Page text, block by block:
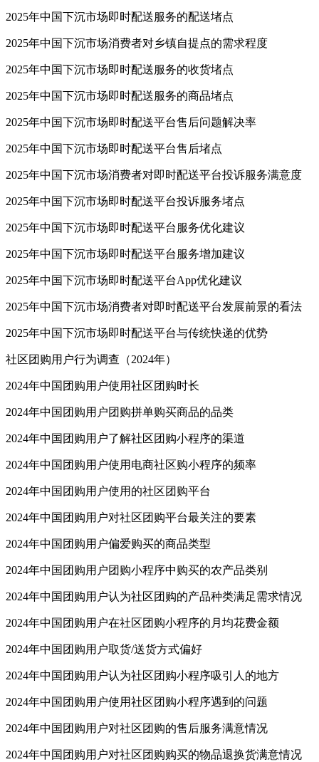
2025年中国下沉市场即时配送服务的配送堵点
2025年中国下沉市场消费者对乡镇自提点的需求程度
2025年中国下沉市场即时配送服务的收货堵点
2025年中国下沉市场即时配送服务的商品堵点
2025年中国下沉市场即时配送平台售后问题解决率
2025年中国下沉市场即时配送平台售后堵点
2025年中国下沉市场消费者对即时配送平台投诉服务满意度
2025年中国下沉市场即时配送平台投诉服务堵点
2025年中国下沉市场即时配送平台服务优化建议
2025年中国下沉市场即时配送平台服务增加建议
2025年中国下沉市场即时配送平台App优化建议
2025年中国下沉市场消费者对即时配送平台发展前景的看法
2025年中国下沉市场即时配送平台与传统快递的优势
社区团购用户行为调查（2024年）
2024年中国团购用户使用社区团购时长
2024年中国团购用户团购拼单购买商品的品类
2024年中国团购用户了解社区团购小程序的渠道
2024年中国团购用户使用电商社区购小程序的频率
2024年中国团购用户使用的社区团购平台
2024年中国团购用户对社区团购平台最关注的要素
2024年中国团购用户偏爱购买的商品类型
2024年中国团购用户团购小程序中购买的农产品类别
2024年中国团购用户认为社区团购的产品种类满足需求情况
2024年中国团购用户在社区团购小程序的月均花费金额
2024年中国团购用户取货/送货方式偏好
2024年中国团购用户认为社区团购小程序吸引人的地方
2024年中国团购用户使用社区团购小程序遇到的问题
2024年中国团购用户对社区团购的售后服务满意情况
2024年中国团购用户对社区团购购买的物品退换货满意情况